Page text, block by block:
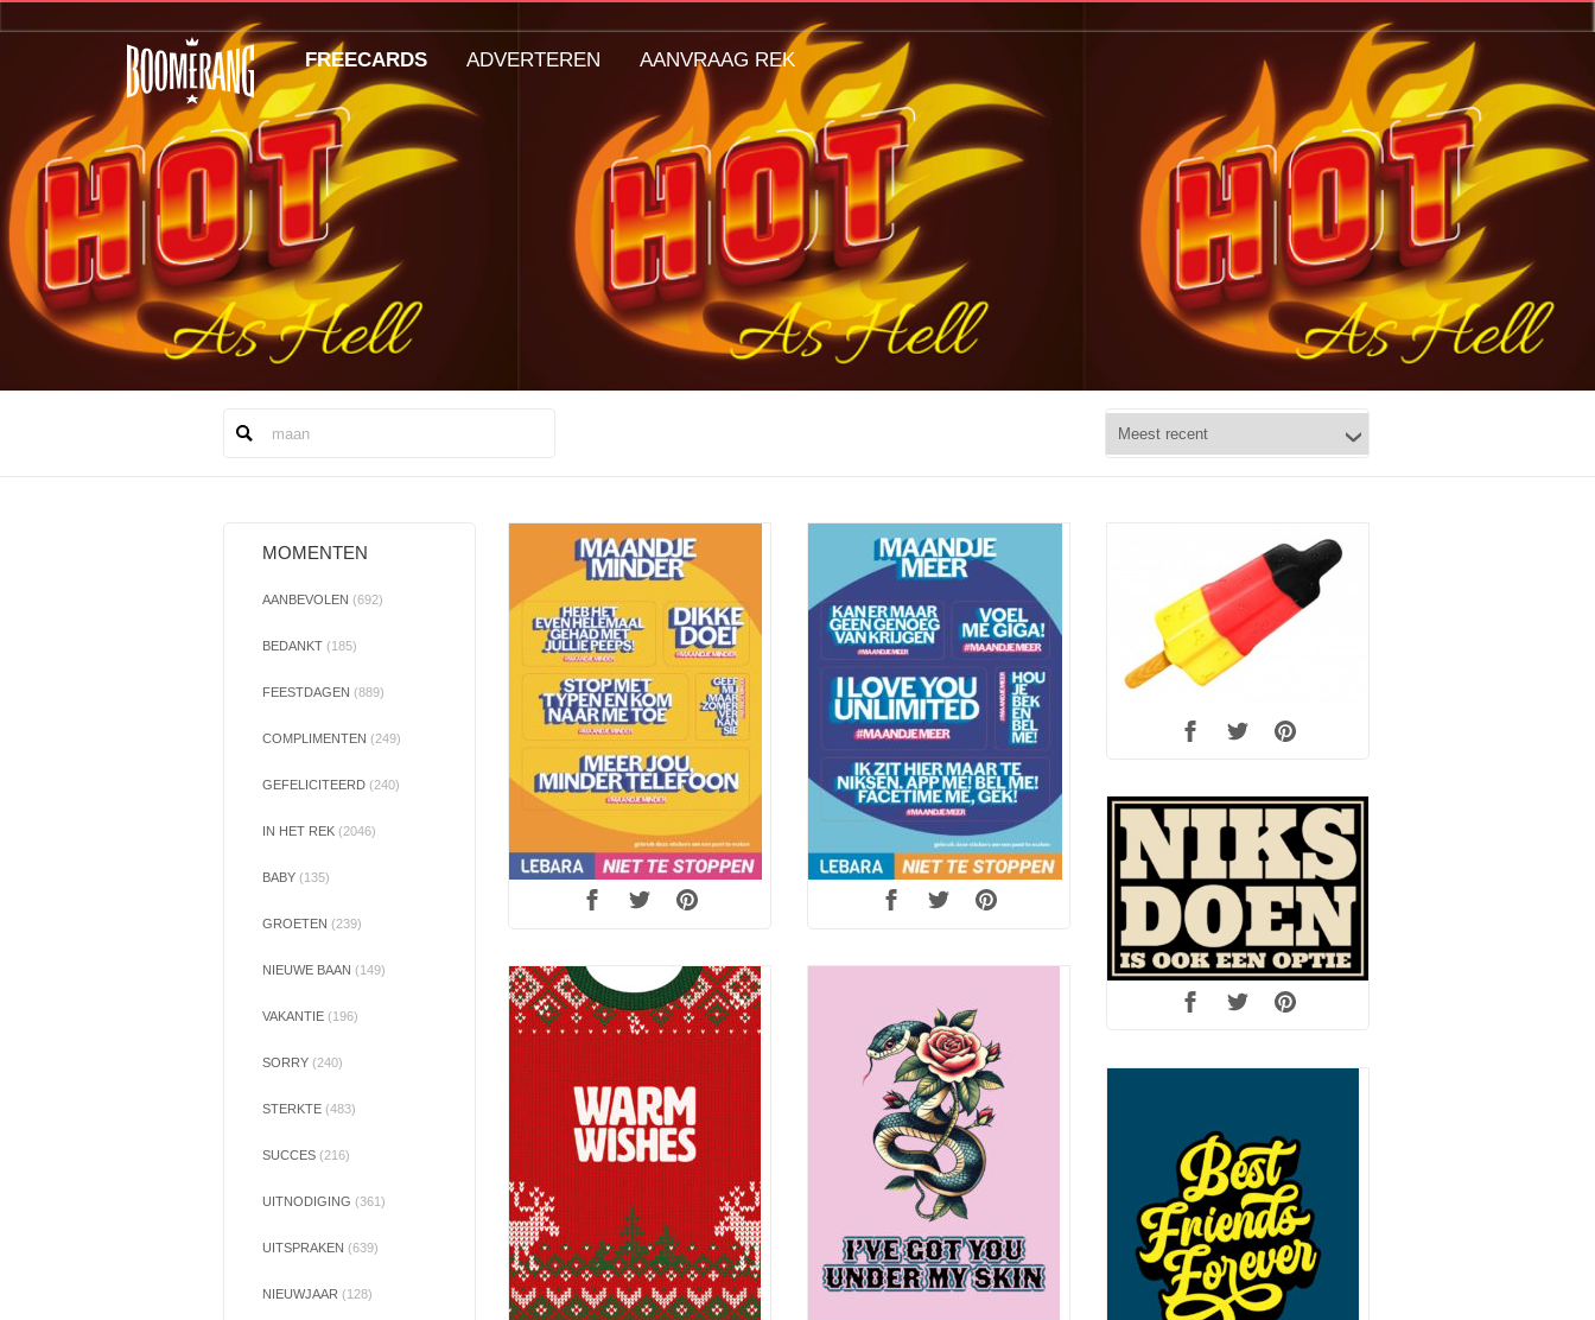
MOMENTEN
AANBEVOLEN (692)
BEDANKT (185)
FEESTDAGEN (889)
COMPLIMENTEN (249)
GEFELICITEERD (240)
IN HET REK (2046)
BABY (135)
GROETEN (239)
NIEUWE BAAN (149)
VAKANTIE (196)
SORRY (240)
STERKTE (483)
SUCCES (216)
UITNODIGING (361)
UITSPRAKEN (639)
NIEUWJAAR (128)
FREECARDS ADVERTEREN AANVRAAG REK